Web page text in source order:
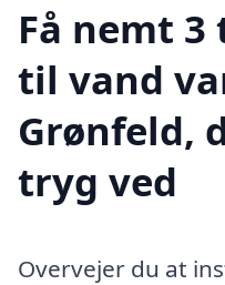
Få nemt
til vand
Grønfeld,
tryg ved
Overvejer du at